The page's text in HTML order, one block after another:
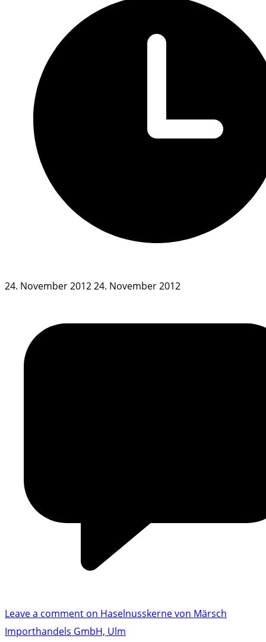
24. November 201224. November 2012
Leave a comment on Haselnusskerne von Märsch
Importhandels GmbH, Ulm